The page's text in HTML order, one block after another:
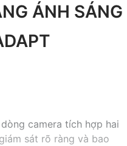
ÁNH SÁNG
camera tích hợp hai
sát rõ ràng và bao